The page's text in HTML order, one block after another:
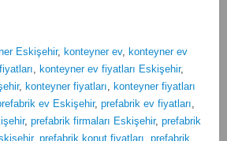
Eskişehir, konteyner ev, konteyner ev
, konteyner ev fiyatları Eskişehir,
, konteyner fiyatları, konteyner fiyatları
ev Eskişehir, prefabrik ev fiyatları,
, prefabrik firmaları Eskişehir, prefabrik
, prefabrik konut fiyatları, prefabrik